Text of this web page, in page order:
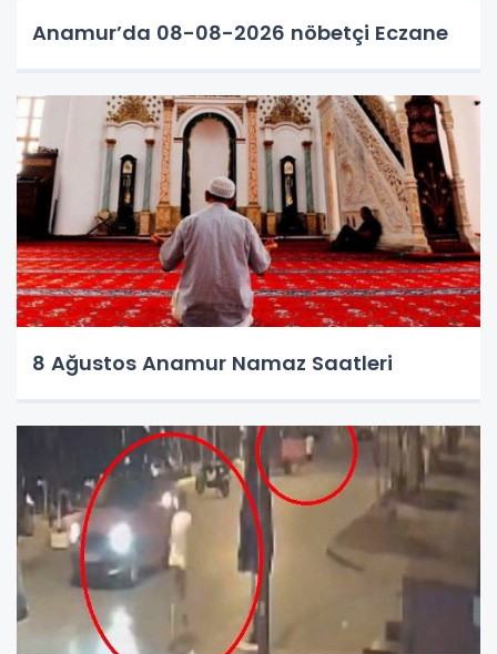
Anamur’da 08-08-2026 nöbetçi Eczane
8 Ağustos Anamur Namaz Saatleri